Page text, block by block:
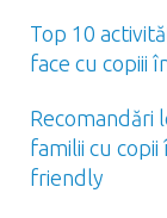
Top 10
face cu copiii
Recomandări
familii cu copii
friendly